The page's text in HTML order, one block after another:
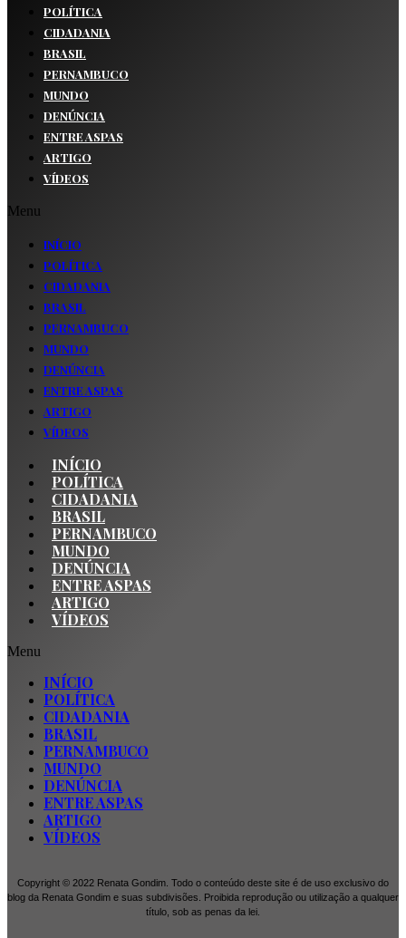
POLÍTICA
CIDADANIA
BRASIL
PERNAMBUCO
MUNDO
DENÚNCIA
ENTRE ASPAS
ARTIGO
VÍDEOS
Menu
INÍCIO
POLÍTICA
CIDADANIA
BRASIL
PERNAMBUCO
MUNDO
DENÚNCIA
ENTRE ASPAS
ARTIGO
VÍDEOS
INÍCIO
POLÍTICA
CIDADANIA
BRASIL
PERNAMBUCO
MUNDO
DENÚNCIA
ENTRE ASPAS
ARTIGO
VÍDEOS
Menu
INÍCIO
POLÍTICA
CIDADANIA
BRASIL
PERNAMBUCO
MUNDO
DENÚNCIA
ENTRE ASPAS
ARTIGO
VÍDEOS
Copyright © 2022 Renata Gondim. Todo o conteúdo deste site é de uso exclusivo do
blog da Renata Gondim e suas subdivisões. Proibida reprodução ou utilização a qualquer
título, sob as penas da lei.